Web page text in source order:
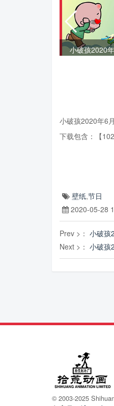
小破孩2020年6
下载包含：【
壁纸,节日
2020-05-28
Prev >： 小破孩
Next >： 小破孩
© 2003-2025